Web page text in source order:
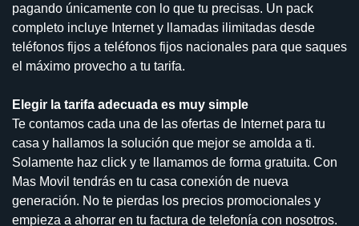
pagando únicamente con lo que tu precisas. Un pack
completo incluye Internet y llamadas ilimitadas desde
teléfonos fijos a teléfonos fijos nacionales para que saques
el máximo provecho a tu tarifa.
Elegir la tarifa adecuada es muy simple
Te contamos cada una de las ofertas de Internet para tu
casa y hallamos la solución que mejor se amolda a ti.
Solamente haz click y te llamamos de forma gratuita. Con
Mas Movil tendrás en tu casa conexión de nueva
generación. No te pierdas los precios promocionales y
empieza a ahorrar en tu factura de telefonía con nosotros.